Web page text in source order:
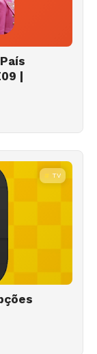
|
TV